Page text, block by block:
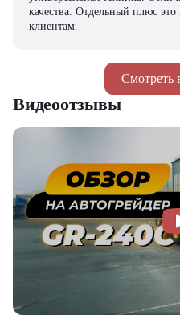
Смотреть
качества. Отдельный плюс
клиентам.
Видеоотзывы